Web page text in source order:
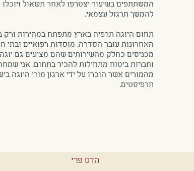
המשתתפים בשיעור יצטרפו לאחר תשאול ויוכלו
להמשך תרגול עצמאי.
תחום היוגה תרפיה בארץ מתפתח במהירות ורק
האחרונות עובר הסדרה. מוסדות רפואיים ובתי
מכניסים כחלק מהשירותים שהם מציעים גם
וחברות ביטוח מתחילות להכיר בתחום. אני
מהמורים אשר הוכרו על ידי ארגון מורי היוגה
תרפיסטים.
הדס פרי